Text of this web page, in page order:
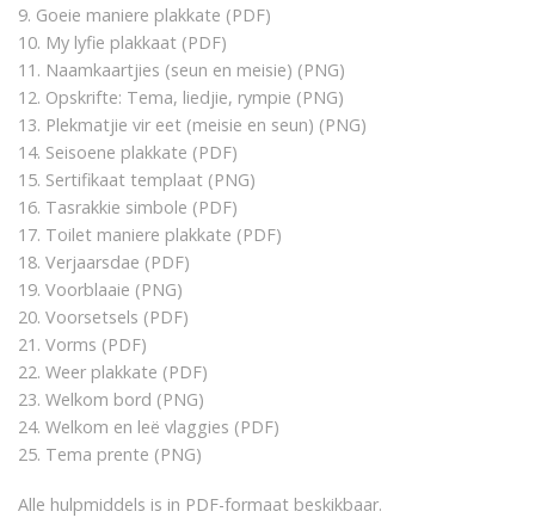
9. Goeie maniere plakkate (PDF)
10. My lyfie plakkaat (PDF)
11. Naamkaartjies (seun en meisie) (PNG)
12. Opskrifte: Tema, liedjie, rympie (PNG)
13. Plekmatjie vir eet (meisie en seun) (PNG)
14. Seisoene plakkate (PDF)
15. Sertifikaat templaat (PNG)
16. Tasrakkie simbole (PDF)
17. Toilet maniere plakkate (PDF)
18. Verjaarsdae (PDF)
19. Voorblaaie (PNG)
20. Voorsetsels (PDF)
21. Vorms (PDF)
22. Weer plakkate (PDF)
23. Welkom bord (PNG)
24. Welkom en leë vlaggies (PDF)
25. Tema prente (PNG)
Alle hulpmiddels is in PDF-formaat beskikbaar.